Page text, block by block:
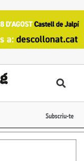
Subscriu-te